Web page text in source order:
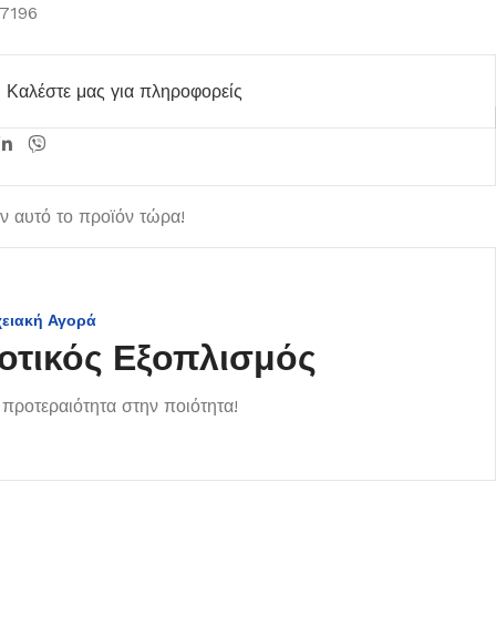
Καλέστε μας για πληροφορείς
αυτό το προϊόν τώρα!
Αγορά
Εξοπλισμός
στην ποιότητα!